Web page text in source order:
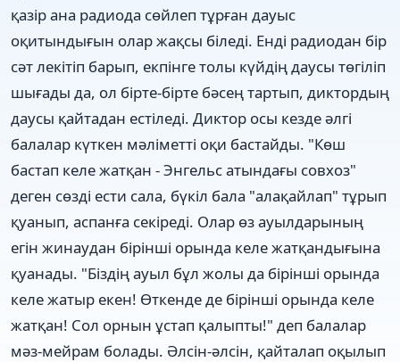
қазір ана радиода сөйлеп тұрған дауыс
оқитындығын олар жақсы біледі. Енді радиодан бір
сәт лекітіп барып, екпінге толы күйдің даусы төгіліп
шығады да, ол бірте-бірте бәсең тартып, диктордың
даусы қайтадан естіледі. Диктор осы кезде әлгі
балалар күткен мәліметті оқи бастайды. "Көш
бастап келе жатқан - Энгельс атындағы совхоз"
деген сөзді ести сала, бүкіл бала "алақайлап" тұрып
қуанып, аспанға секіреді. Олар өз ауылдарының
егін жинаудан бірінші орында келе жатқандығына
қуанады. "Біздің ауыл бұл жолы да бірінші орында
келе жатыр екен! Өткенде де бірінші орында келе
жатқан! Сол орнын ұстап қалыпты!" деп балалар
мәз-мейрам болады. Әлсін-әлсін, қайталап оқылып